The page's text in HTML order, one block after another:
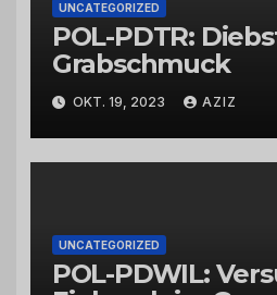
UNCATEGORIZED
POL-PDTR:
Grabschmuck
OKT. 19, 2023 AZIZ
UNCATEGORIZED
POL-PDWIL: